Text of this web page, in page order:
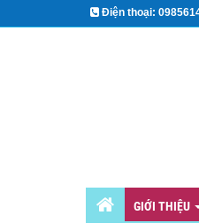
Điện thoại:
GIỚI THIỆU